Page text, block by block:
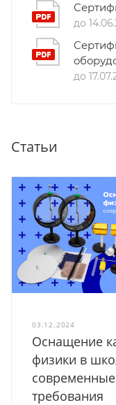
до
до
Статьи
03.12.2024
Оснащение
физики в
современные
требования